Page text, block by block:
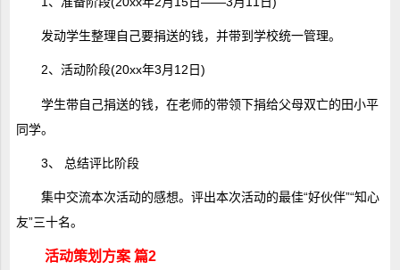
发动学生整理自己要捐送的钱，并带到学校统一管理。
2、活动阶段(20xx年3月12日)
学生带自己捐送的钱，在老师的带领下捐给父母双亡的田小平
同学。
3、 总结评比阶段
集中交流本次活动的感想。评出本次活动的最佳“好伙伴”“知心
友”三十名。
活动策划方案 篇2